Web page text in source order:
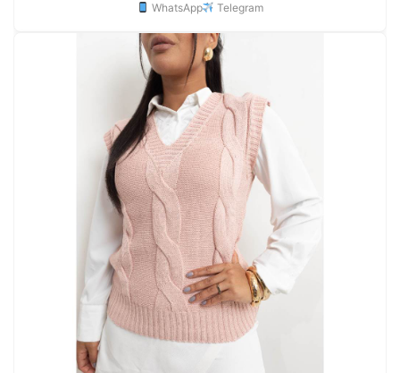
WhatsApp Telegram